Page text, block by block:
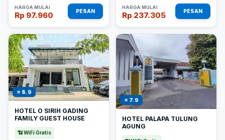
HARGA MULAI
Rp 97.960 PESAN
HARGA MULAI
Rp 237.305 PESAN
⭐ 8.9
HOTEL O SIRIH GADING
FAMILY GUEST HOUSE
📶 WiFi Gratis
⭐ 7.9
HOTEL PALAPA TULUNG
AGUNG